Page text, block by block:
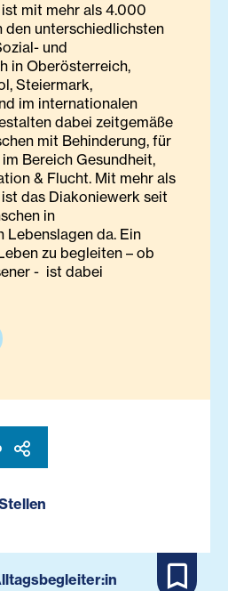
ist mit mehr als 4.000
den unterschiedlichsten
und
in Oberösterreich,
Steiermark,
im internationalen
dabei zeitgemäße
mit Behinderung, für
Bereich Gesundheit,
& Flucht. Mit mehr als
das Diakoniewerk seit
in
Lebenslagen da. Ein
zu begleiten – ob
- ist dabei